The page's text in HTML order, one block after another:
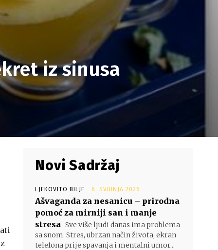
iz sinusa
Novi Sadržaj
LJEKOVITO BILJE 6. SVIBNJA 2026.
Ašvaganda za nesanicu – prirodna
pomoć za mirniji san i manje
stresa Sve više ljudi danas ima problema
sa snom. Stres, ubrzan način života, ekran
telefona prije spavanja i mentalni umor...